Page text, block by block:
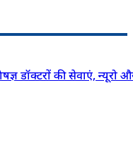
डॉक्टरों की सेवाएं, न्यूरो